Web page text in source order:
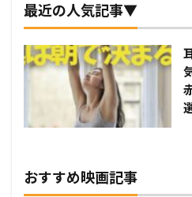
最近の人気記事▼
おすすめ映画記事